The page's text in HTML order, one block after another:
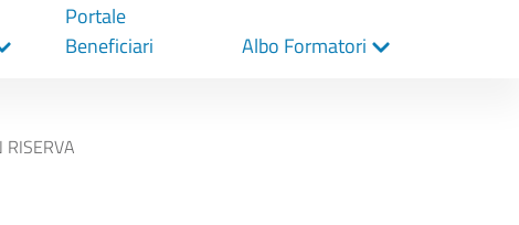
Portale
Beneficiari
Albo Formatori